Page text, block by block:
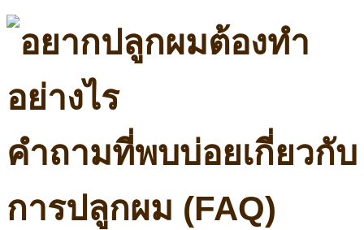
คำถามที่พบบ่อยเกี่ยวกับ
การปลูกผม (FAQ)